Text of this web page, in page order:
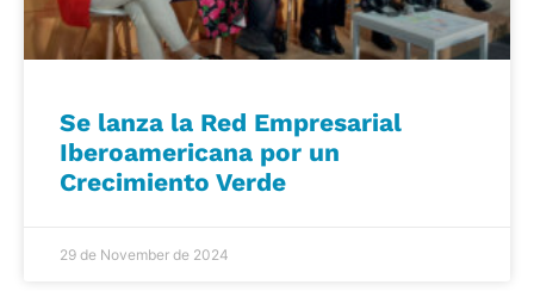
Se lanza la Red Empresarial
Iberoamericana por un
Crecimiento Verde
29 de November de 2024